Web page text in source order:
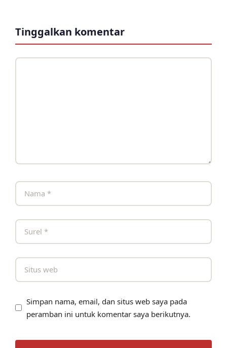
Tinggalkan komentar
Komentar
Nama
Surel
Situs
Simpan nama, email, dan situs web saya pada
peramban ini untuk komentar saya berikutnya.